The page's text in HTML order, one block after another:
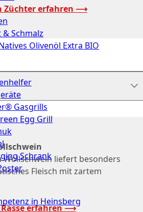
& Schmalz
Olivenöl Extra BIO
Gasgrills
Egg Grill
Schrank
in Heinsberg
Züchter erfahren ⟶
Wollschwein liefert besonders
Fleisch mit zartem
Rasse erfahren ⟶